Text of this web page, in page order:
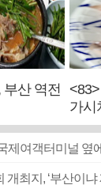
부산 역전
가시
제여객터미널 옆
개최지, ‘부산이냐